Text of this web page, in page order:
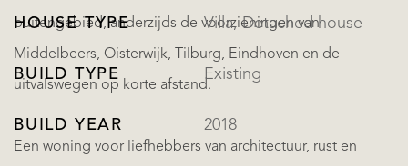
buitengebied, anderzijds de voorzieningen van
Middelbeers, Oisterwijk, Tilburg, Eindhoven en de
uitvalswegen op korte afstand.
Een woning voor liefhebbers van architectuur, rust en
HOUSE TYPE Villa, Detached house
BUILD TYPE Existing
BUILD YEAR 2018